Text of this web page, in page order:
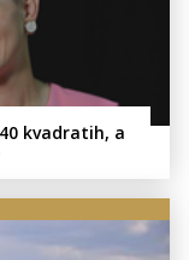
kvadratih, a